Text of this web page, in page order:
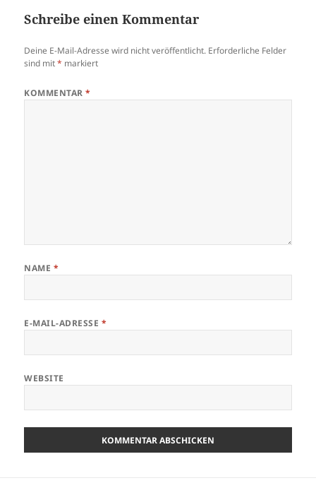
Schreibe einen Kommentar
Deine E-Mail-Adresse wird nicht veröffentlicht. Erforderliche Felder
sind mit* markiert
KOMMENTAR*
NAME *
E-MAIL-ADRESSE *
WEBSITE